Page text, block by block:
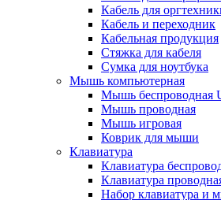
Кабель для
Кабель и переходник
Кабельная продукция
Стяжка для кабеля
Сумка для ноутбука
Мышь компьютерная
Мышь беспроводная
Мышь проводная
Мышь игровая
Коврик для мыши
Клавиатура
Клавиатура
Клавиатура
Набор клавиатура и